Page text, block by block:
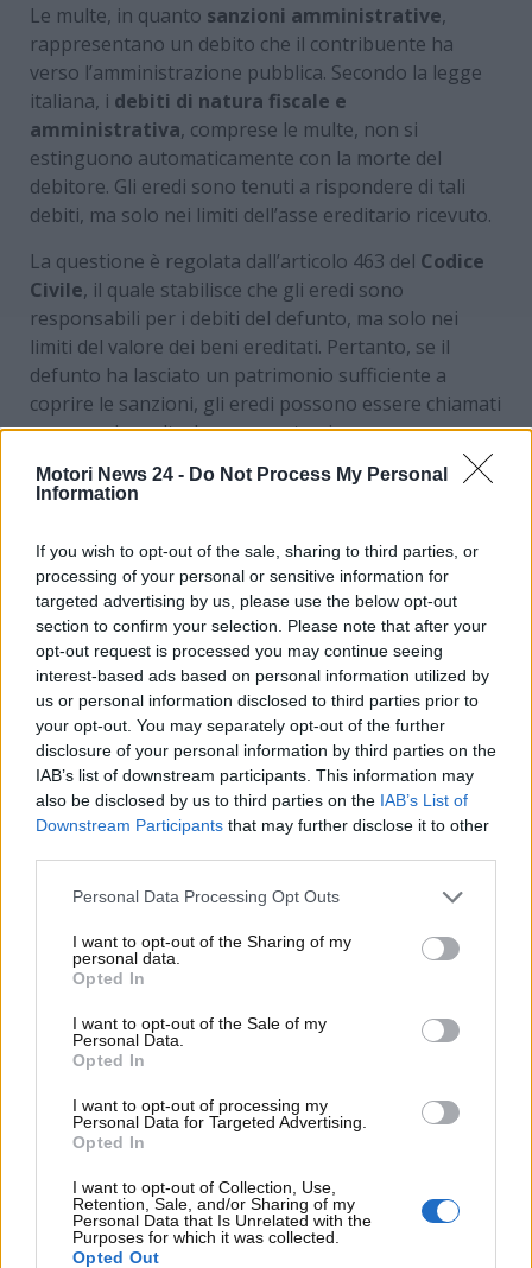
Motori News 24 - Do Not Process My Personal
Information
If you wish to opt-out of the sale, sharing to third parties, or
processing of your personal or sensitive information for
targeted advertising by us, please use the below opt-out
section to confirm your selection. Please note that after your
opt-out request is processed you may continue seeing
interest-based ads based on personal information utilized by
us or personal information disclosed to third parties prior to
your opt-out. You may separately opt-out of the further
disclosure of your personal information by third parties on the
IAB’s list of downstream participants. This information may
also be disclosed by us to third parties on the IAB’s List of
Downstream Participants that may further disclose it to other
Personal Data Processing Opt Outs
I want to opt-out of the Sharing of my
personal data.
Opted In
I want to opt-out of the Sale of my
Personal Data.
Opted In
I want to opt-out of processing my
Personal Data for Targeted Advertising.
Opted In
I want to opt-out of Collection, Use,
Retention, Sale, and/or Sharing of my
Personal Data that Is Unrelated with the
Purposes for which it was collected.
Opted Out
Le multe, in quanto sanzioni amministrative,
rappresentano un debito che il contribuente ha
verso l’amministrazione pubblica. Secondo la legge
italiana, i debiti di natura fiscale e
amministrativa, comprese le multe, non si
estinguono automaticamente con la morte del
debitore. Gli eredi sono tenuti a rispondere di tali
debiti, ma solo nei limiti dell’asse ereditario ricevuto.
La questione è regolata dall’articolo 463 del Codice
Civile, il quale stabilisce che gli eredi sono
responsabili per i debiti del defunto, ma solo nei
limiti del valore dei beni ereditati. Pertanto, se il
defunto ha lasciato un patrimonio sufficiente a
coprire le sanzioni, gli eredi possono essere chiamati
a pagare le multe. In caso contrario, non sono
obbligati a saldare il debito con risorse proprie.
Inoltre, laCorte di Cassazione
essere considerata valida anche nel caso in cui il
destinatario non ritiri la raccomandata. Secondo
l’ordinanza n. 4049/6 del 20 febbraio 2018, la notifica
si perfeziona dopo dieci giorni dalla spedizione
dell’avviso di giacenza, indipendentemente dal ritiro
del plico presso l’ufficio postale.
E se non mi viene detto?
Un aspetto cruciale è lacomunicazione delle multe
possano assumere le decisioni appropriate riguardo
all’eredità. In mancanza di una chiara notifica, gli
eredi potrebbero non essere consapevoli
delle
sanzioni e, di conseguenza,
di valutare correttamente il valore dell’eredità.